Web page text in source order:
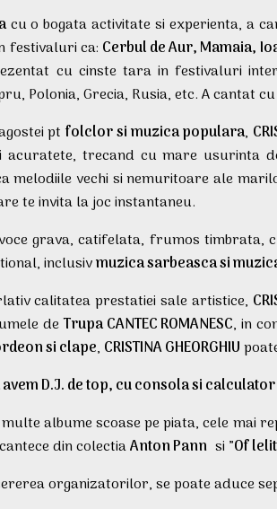
cu o bogata activitate si experienta, a
festivaluri ca: Cerbul de Aur, Mamaia,
cu cinste tara in festivaluri
Polonia, Grecia, Rusia, etc. A cantat
ptfolclor si muzica populara,
acuratete, trecand cu mare usurinta
melodiile vechi si nemuritoare ale
te invita la joc instantaneu.
grava, catifelata, frumos timbrata,
inclusivmuzica sarbeasca si
calitatea prestatiei sale artistice,
deTrupa CANTEC ROMANESC, in
si clape, CRISTINA GHEORGHIU
D.J. de top, cu consola si
albume scoase pe piata, cele mai
din colectiaAnton Pann si ”Of
organizatorilor, se poate aduce